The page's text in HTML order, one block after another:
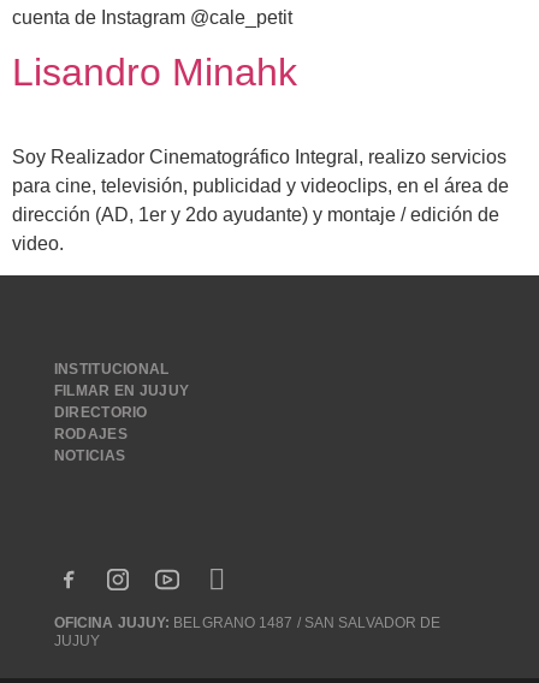
cuenta de Instagram @cale_petit
Lisandro Minahk
Soy Realizador Cinematográfico Integral, realizo servicios
para cine, televisión, publicidad y videoclips, en el área de
dirección (AD, 1er y 2do ayudante) y montaje / edición de
video.
INSTITUCIONAL
FILMAR EN JUJUY
DIRECTORIO
RODAJES
NOTICIAS
OFICINA JUJUY: BELGRANO 1487 / SAN SALVADOR DE
JUJUY